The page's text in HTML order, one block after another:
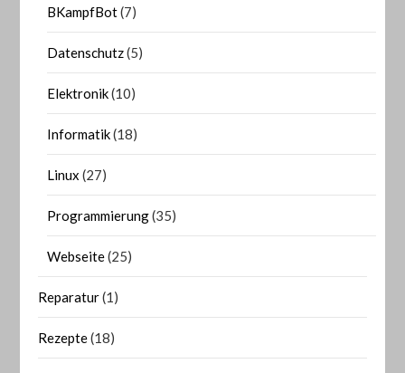
BKampfBot(7)
Datenschutz(5)
Elektronik(10)
Informatik(18)
Linux (27)
Programmierung(35)
Webseite(25)
Reparatur(1)
Rezepte(18)